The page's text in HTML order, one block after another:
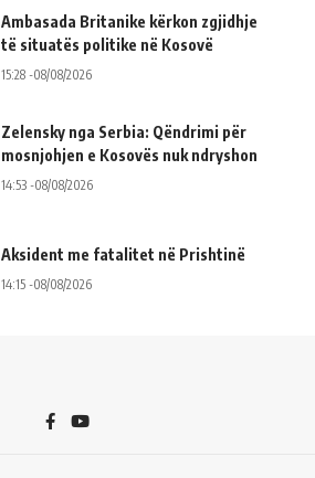
Ambasada Britanike kërkon zgjidhje
të situatës politike në Kosovë
15:28 -08/08/2026
Zelensky nga Serbia: Qëndrimi për
mosnjohjen e Kosovës nuk ndryshon
14:53 -08/08/2026
Aksident me fatalitet në Prishtinë
14:15 -08/08/2026